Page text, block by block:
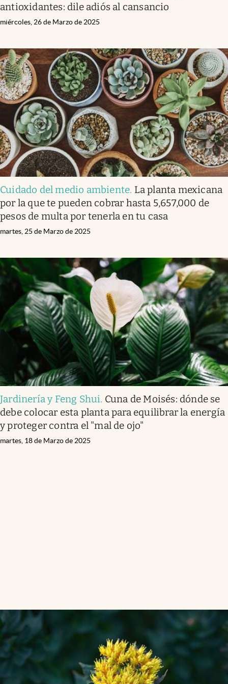
antioxidantes: dile adiós al cansancio
miércoles, 26 de Marzo de 2025
Cuidado del medio ambiente. La planta mexicana
por la que te pueden cobrar hasta 5,657,000 de
pesos de multa por tenerla en tu casa
martes, 25 de Marzo de 2025
Jardinería y Feng Shui. Cuna de Moisés: dónde se
debe colocar esta planta para equilibrar la energía
y proteger contra el "mal de ojo"
martes, 18 de Marzo de 2025